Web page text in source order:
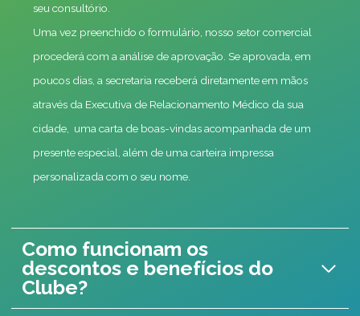
seu consultório.
Uma vez preenchido o formulário, nosso setor comercial
procederá com a análise de aprovação. Se aprovada, em
poucos dias, a secretaria receberá diretamente em mãos
através da Executiva de Relacionamento Médico da sua
cidade, uma carta de boas-vindas acompanhada de um
presente especial, além de uma carteira impressa
personalizada com o seu nome.
Como funcionam os
descontos e benefícios do
Clube?